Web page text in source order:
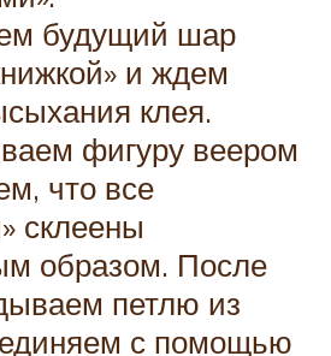
будущий шар
и ждем
клея.
фигуру веером
что все
склеены
образом. После
петлю из
с помощью